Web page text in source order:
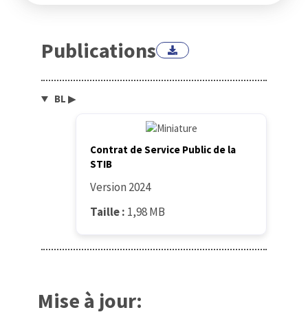
Publications
BL ▶
Contrat de Service Public de la
STIB
Version 2024
Taille : 1,98 MB
Mise à jour: